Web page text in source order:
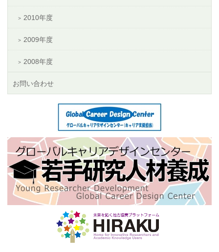
2010年度
2009年度
2008年度
お問い合わせ